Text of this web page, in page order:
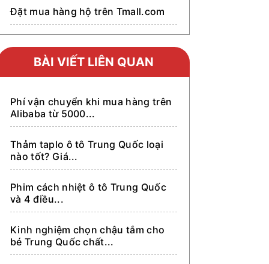
Đặt mua hàng hộ trên Tmall.com
Dẫn khách sang Trung Quốc tìm
kiếm nhập hàng
BÀI VIẾT LIÊN QUAN
Phí vận chuyển khi mua hàng trên
Alibaba từ 5000...
Thảm taplo ô tô Trung Quốc loại
nào tốt? Giá...
Phim cách nhiệt ô tô Trung Quốc
và 4 điều...
Kinh nghiệm chọn chậu tắm cho
bé Trung Quốc chất...